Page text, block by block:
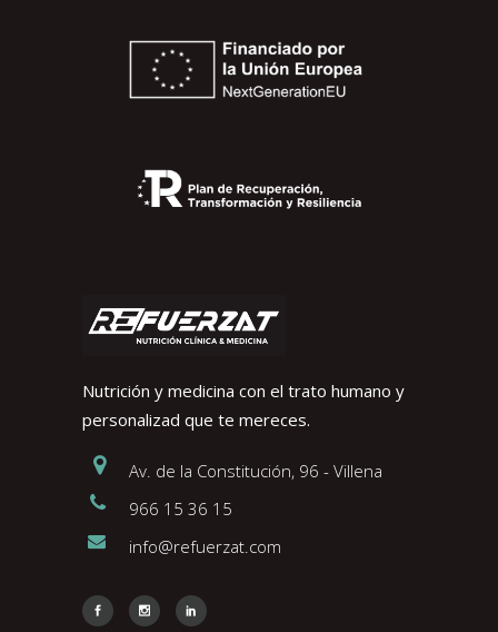
Nutrición y medicina con el trato humano y
personalizad que te mereces.
Av. de la Constitución, 96 - Villena
966 15 36 15
info@refuerzat.com